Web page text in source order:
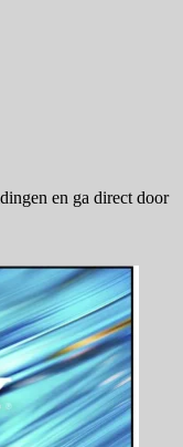
en ga direct door